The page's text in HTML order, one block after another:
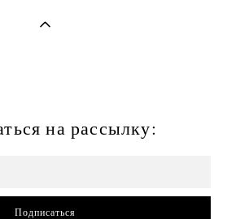
на рассылку:
Подписаться